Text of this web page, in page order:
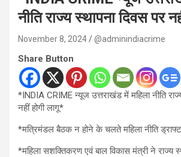
नीति राज्य स्थापना दिवस पर
November 8, 2024 @adminindiacrime
Share Button
*INDIA CRIME न्यूज उत्तराखंड में महिला नीति
नहीं होगी लागू*
*मत्रिमंडल बैठक न होने के चलते महिला नीति
*महिला सशक्तिकरण एवं बाल विकास मंत्री ने राज्य